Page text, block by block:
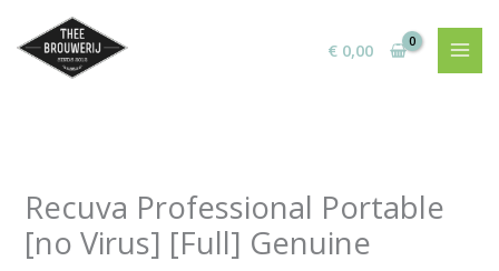
naar
€0,00
Recuva Professional Portable
[no Virus] [Full] Genuine